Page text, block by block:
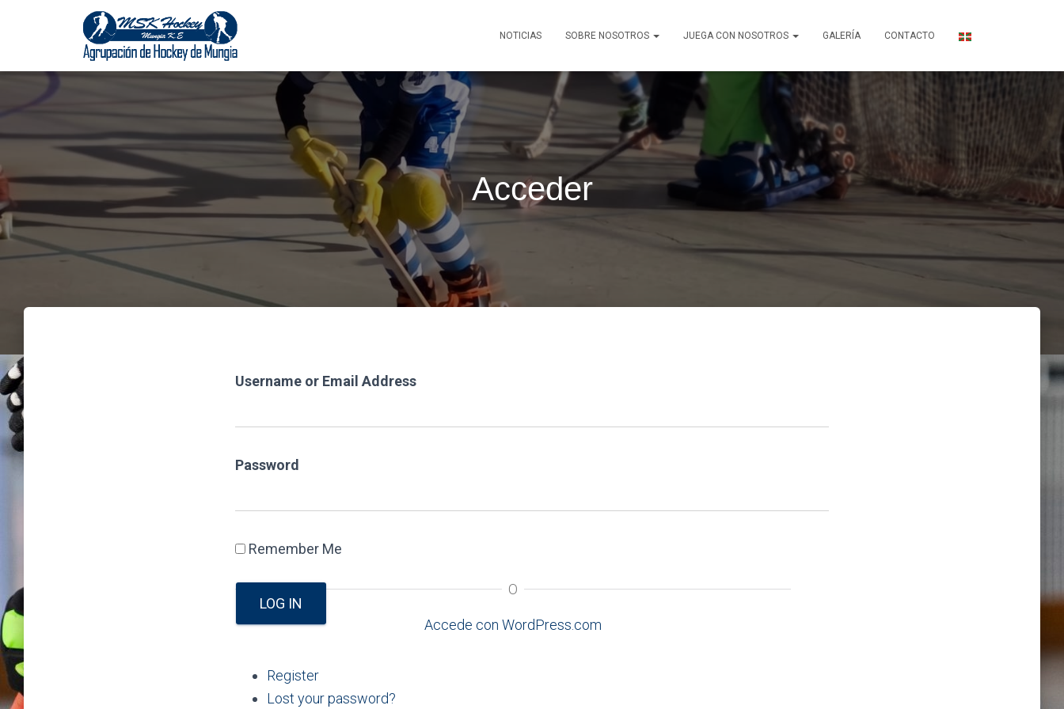
NOTICIAS SOBRE NOSOTROS JUEGA CON NOSOTROS GALERÍA CONTACTO
Acceder
Username or Email Address
Password
O
Accede con WordPress.com
Remember Me
LOG IN
Register
Lost your password?